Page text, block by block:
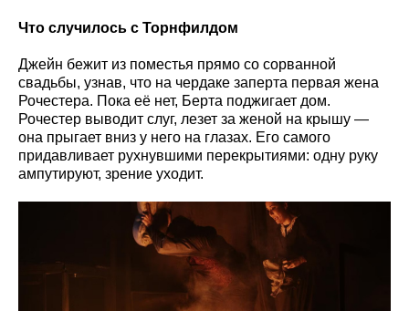
Что случилось с Торнфилдом
Джейн бежит из поместья прямо со сорванной
свадьбы, узнав, что на чердаке заперта первая жена
Рочестера. Пока её нет, Берта поджигает дом.
Рочестер выводит слуг, лезет за женой на крышу —
она прыгает вниз у него на глазах. Его самого
придавливает рухнувшими перекрытиями: одну руку
ампутируют, зрение уходит.